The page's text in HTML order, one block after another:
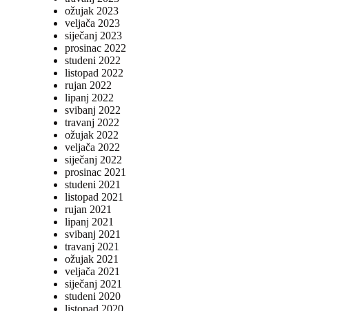
ožujak 2023
veljača 2023
siječanj 2023
prosinac 2022
studeni 2022
listopad 2022
rujan 2022
lipanj 2022
svibanj 2022
travanj 2022
ožujak 2022
veljača 2022
siječanj 2022
prosinac 2021
studeni 2021
listopad 2021
rujan 2021
lipanj 2021
svibanj 2021
travanj 2021
ožujak 2021
veljača 2021
siječanj 2021
studeni 2020